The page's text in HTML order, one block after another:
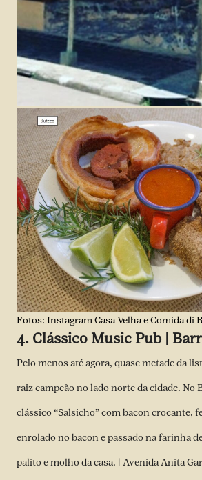
Fotos: Instagram Casa Velha e Comida di
4. Clássico Music Pub |
Pelo menos até agora, quase metade da
raiz campeão no lado norte da cidade. No
clássico “Salsicho” com bacon crocante,
enrolado no bacon e passado na farinha
palito e molho da casa. | Avenida Anita